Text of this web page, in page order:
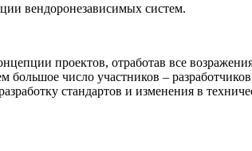
вендоронезависимых систем.
проектов, отработав все
число участников –
стандартов и изменения в